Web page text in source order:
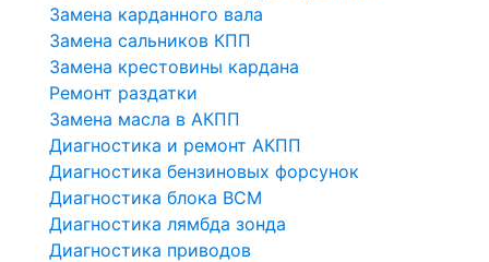
Замена карданного вала
Замена сальников КПП
Замена крестовины кардана
Ремонт раздатки
Замена масла в АКПП
Диагностика и ремонт АКПП
Диагностика бензиновых форсунок
Диагностика блока BCM
Диагностика лямбда зонда
Диагностика приводов